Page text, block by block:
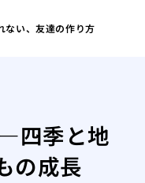
ない、友達の作り方
四季と地
の成長